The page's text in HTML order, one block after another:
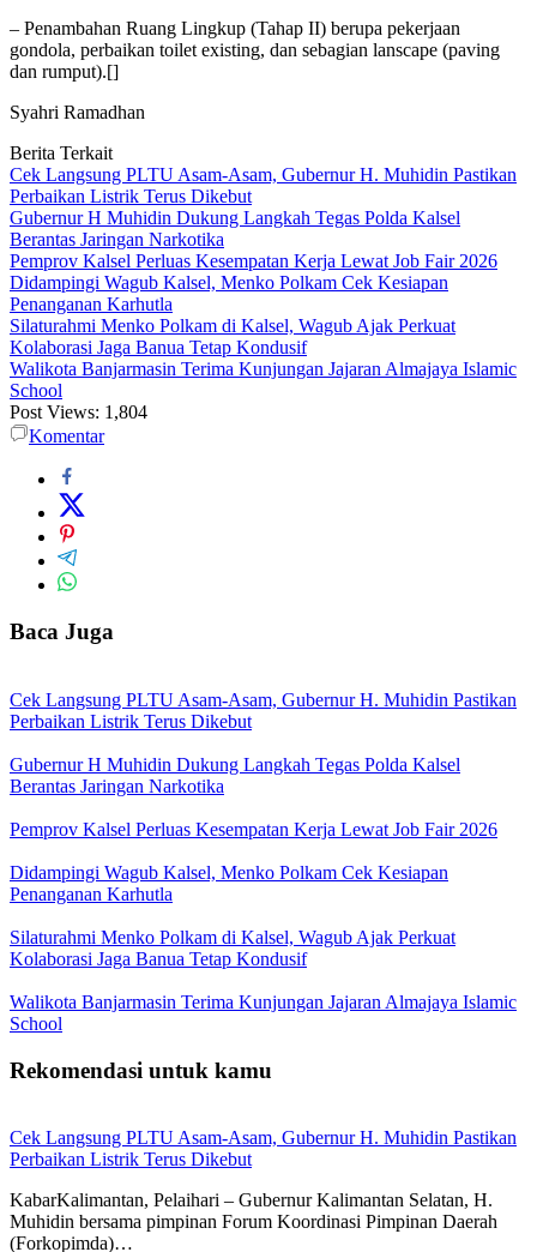
– Penambahan Ruang Lingkup (Tahap II) berupa pekerjaan
gondola, perbaikan toilet existing, dan sebagian lanscape (paving
dan rumput).[]
Syahri Ramadhan
Berita Terkait
Cek Langsung PLTU Asam-Asam, Gubernur H. Muhidin Pastikan
Perbaikan Listrik Terus Dikebut
Gubernur H Muhidin Dukung Langkah Tegas Polda Kalsel
Berantas Jaringan Narkotika
Pemprov Kalsel Perluas Kesempatan Kerja Lewat Job Fair 2026
Didampingi Wagub Kalsel, Menko Polkam Cek Kesiapan
Penanganan Karhutla
Silaturahmi Menko Polkam di Kalsel, Wagub Ajak Perkuat
Kolaborasi Jaga Banua Tetap Kondusif
Walikota Banjarmasin Terima Kunjungan Jajaran Almajaya Islamic
School
Post Views: 1,804
Komentar
Baca Juga
Cek Langsung PLTU Asam-Asam, Gubernur H. Muhidin Pastikan
Perbaikan Listrik Terus Dikebut
Gubernur H Muhidin Dukung Langkah Tegas Polda Kalsel
Berantas Jaringan Narkotika
Pemprov Kalsel Perluas Kesempatan Kerja Lewat Job Fair 2026
Didampingi Wagub Kalsel, Menko Polkam Cek Kesiapan
Penanganan Karhutla
Silaturahmi Menko Polkam di Kalsel, Wagub Ajak Perkuat
Kolaborasi Jaga Banua Tetap Kondusif
Walikota Banjarmasin Terima Kunjungan Jajaran Almajaya Islamic
School
Rekomendasi untuk kamu
Cek Langsung PLTU Asam-Asam, Gubernur H. Muhidin Pastikan
Perbaikan Listrik Terus Dikebut
KabarKalimantan, Pelaihari – Gubernur Kalimantan Selatan, H.
Muhidin bersama pimpinan Forum Koordinasi Pimpinan Daerah
(Forkopimda)…